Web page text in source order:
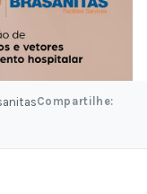
Compartilhe: